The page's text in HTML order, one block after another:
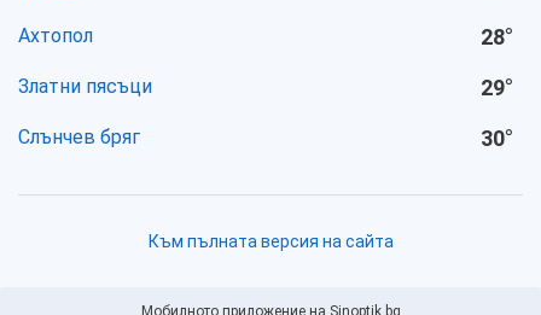
Ахтопол 28°
Златни пясъци 29°
Слънчев бряг 30°
Към пълната версия на сайта
Мобилното приложение на Sinoptik.bg